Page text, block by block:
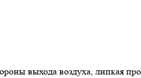
выхода воздуха, липкая